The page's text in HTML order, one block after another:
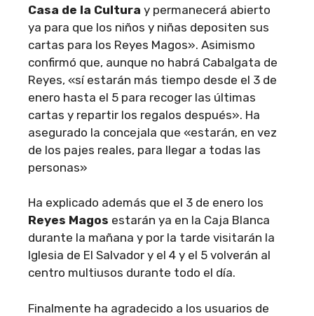
Casa de la Cultura y permanecerá abierto
ya para que los niños y niñas depositen sus
cartas para los Reyes Magos». Asimismo
confirmó que, aunque no habrá Cabalgata de
Reyes, «sí estarán más tiempo desde el 3 de
enero hasta el 5 para recoger las últimas
cartas y repartir los regalos después». Ha
asegurado la concejala que «estarán, en vez
de los pajes reales, para llegar a todas las
personas»
Ha explicado además que el 3 de enero los
Reyes Magos estarán ya en la Caja Blanca
durante la mañana y por la tarde visitarán la
Iglesia de El Salvador y el 4 y el 5 volverán al
centro multiusos durante todo el día.
Finalmente ha agradecido a los usuarios de